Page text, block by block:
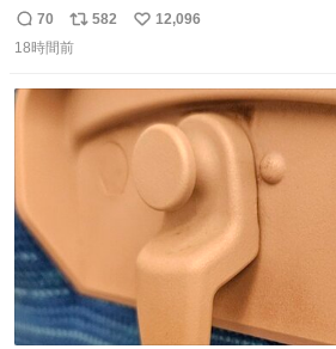
しすぎる ソースを作ってくれるから。
返
信
70
リ
ポ
ト
数
582
い
数
12,096
18時間前